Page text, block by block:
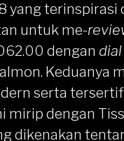
yang terinspirasi
untuk me-
dengan dial
Keduanya
serta
mirip dengan
dikenakan